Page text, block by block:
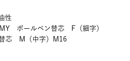
性
ボールペン替芯 F（細字）
芯 M（中字）M16